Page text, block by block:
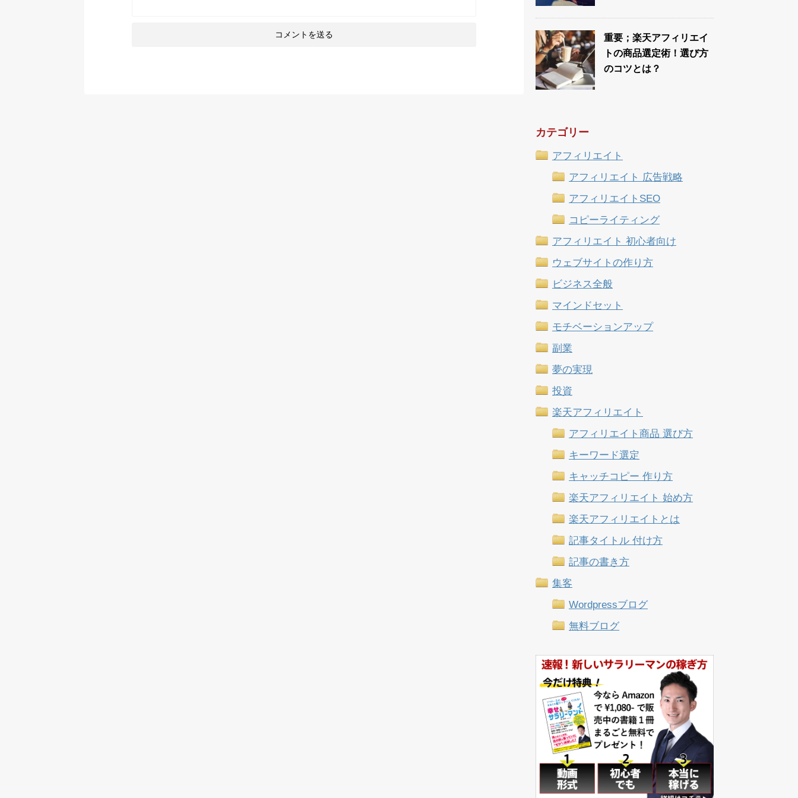
重要；楽天アフィリエイ
トの商品選定術！選び方
のコツとは？
カテゴリー
アフィリエイト
アフィリエイト 広告戦略
アフィリエイトSEO
コピーライティング
アフィリエイト 初心者向け
ウェブサイトの作り方
ビジネス全般
マインドセット
モチベーションアップ
副業
夢の実現
投資
楽天アフィリエイト
アフィリエイト商品 選び方
キーワード選定
キャッチコピー 作り方
楽天アフィリエイト 始め方
楽天アフィリエイトとは
記事タイトル 付け方
記事の書き方
集客
Wordpressブログ
無料ブログ